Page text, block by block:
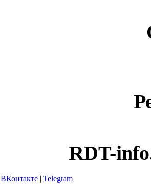
RDT-
ВКонтакте | Telegram